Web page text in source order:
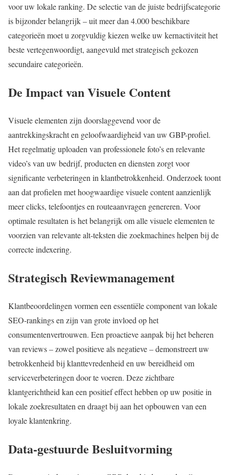
voor uw lokale ranking. De selectie van de juiste bedrijfscategorie
is bijzonder belangrijk – uit meer dan 4.000 beschikbare
categorieën moet u zorgvuldig kiezen welke uw kernactiviteit het
beste vertegenwoordigt, aangevuld met strategisch gekozen
secundaire categorieën.
De Impact van Visuele Content
Visuele elementen zijn doorslaggevend voor de
aantrekkingskracht en geloofwaardigheid van uw GBP-profiel.
Het regelmatig uploaden van professionele foto’s en relevante
video’s van uw bedrijf, producten en diensten zorgt voor
significante verbeteringen in klantbetrokkenheid. Onderzoek toont
aan dat profielen met hoogwaardige visuele content aanzienlijk
meer clicks, telefoontjes en routeaanvragen genereren. Voor
optimale resultaten is het belangrijk om alle visuele elementen te
voorzien van relevante alt-teksten die zoekmachines helpen bij de
correcte indexering.
Strategisch Reviewmanagement
Klantbeoordelingen vormen een essentiële component van lokale
SEO-rankings en zijn van grote invloed op het
consumentenvertrouwen. Een proactieve aanpak bij het beheren
van reviews – zowel positieve als negatieve – demonstreert uw
betrokkenheid bij klanttevredenheid en uw bereidheid om
serviceverbeteringen door te voeren. Deze zichtbare
klantgerichtheid kan een positief effect hebben op uw positie in
lokale zoekresultaten en draagt bij aan het opbouwen van een
loyale klantenkring.
Data-gestuurde Besluitvorming